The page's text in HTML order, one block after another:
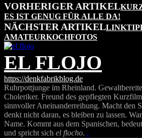
VORHERIGER ARTIKEL
ES IST GENUG FÜR ALLE DA!
NÄCHSTER ARTIKEL
AMATEURKOCHFOTOS
EL FLOJO
https://denkfabrikblog.de
Ruhrpottjunge im Rheinland.
Choleriker. Freund des gepflegten
sinnvoller Aneinanderreihung. Macht den
denkt nicht daran, es bleiben zu lassen.
Name. Kommt aus dem Spanischen,
und spricht sich el flocho. .